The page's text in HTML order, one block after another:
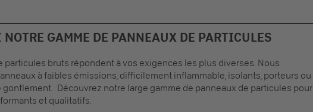
NOTRE GAMME DE PANNEAUX DE PARTICULES
particules bruts répondent à vos exigences les plus diverses. Nous
à faibles émissions, difficilement inflammable, isolants, porteurs ou
gonflement. Découvrez notre large gamme de panneaux de particules pour
et qualitatifs.